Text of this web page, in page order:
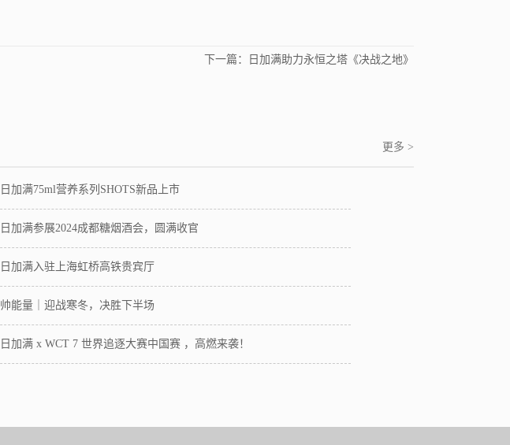
下一篇： 日加满助力永恒之塔《决战之地》
更多 >
日加满75ml营养系列SHOTS新品上市
日加满参展2024成都糖烟酒会，圆满收官
日加满入驻上海虹桥高铁贵宾厅
帅能量｜迎战寒冬，决胜下半场
日加满 x WCT 7 世界追逐大赛中国赛 ，高燃来袭！